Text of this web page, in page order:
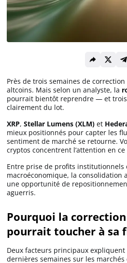
Prédictions
Ethereum (ETH)
Solana (SOL)
Ripple (XRP)
Dogecoin (DOGE)
Binance Coin (BNB)
Trading
Près de trois semaines de
altcoins. Mais selon un analyste, la
pourrait bientôt reprendre — et
clairement du lot.
XRP, Stellar Lumens (XLM) et
mieux positionnés pour capter les
sentiment de marché se retourne.
cryptos concentrent l’attention en
Entre prise de profits institutionnels
macroéconomique, la consolidation
une opportunité de
aguerris.
Pourquoi la
pourrait toucher à sa
Deux facteurs principaux expliquent
dernières semaines sur les marchés